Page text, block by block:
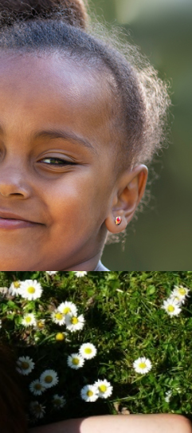
Prävention
Mail an Lawine
Anfahrt
Kontaktformular
Unterstützen
Pate werden
Spenden
Spenden statt Schenken
Benefizveranstaltungen
Öffentlichkeitsarbeit
Mitglied werden
Als Unternehmen helfen